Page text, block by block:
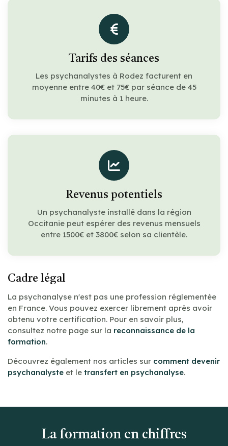
Tarifs des séances
Les psychanalystes à Rodez facturent en
moyenne entre 40€ et 75€ par séance de 45
minutes à 1 heure.
Revenus potentiels
Un psychanalyste installé dans la région
Occitanie peut espérer des revenus mensuels
entre 1500€ et 3800€ selon sa clientèle.
Cadre légal
La psychanalyse n'est pas une profession réglementée
en France. Vous pouvez exercer librement après avoir
obtenu votre certification. Pour en savoir plus,
consultez notre page sur la reconnaissance de la
formation.
Découvrez également nos articles sur comment devenir
psychanalyste et le transfert en psychanalyse.
La formation en chiffres